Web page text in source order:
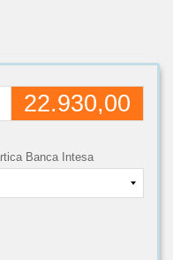
22.930,00
Banca Intesa